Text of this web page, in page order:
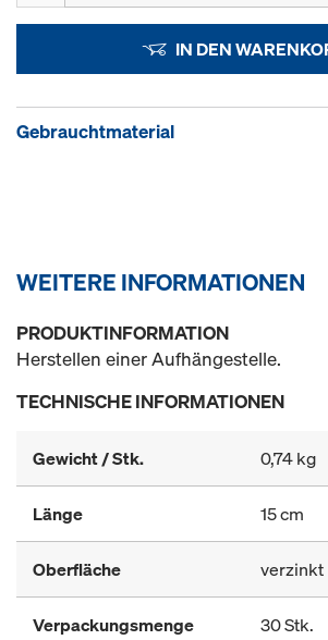
IN DEN
Gebrauchtmaterial
WEITERE INFORMATIONEN
PRODUKTINFORMATION
Herstellen einer Aufhängestelle.
TECHNISCHE INFORMATIONEN
Gewicht / Stk. 0,74 kg
Länge 15 cm
Oberfläche verzinkt
Verpackungsmenge 30 Stk.